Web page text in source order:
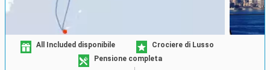
All Included disponibile
Crociere di Lusso
Pensione completa